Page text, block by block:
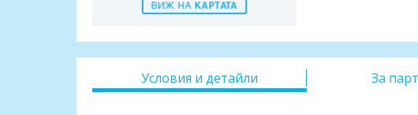
Условия и детайли За